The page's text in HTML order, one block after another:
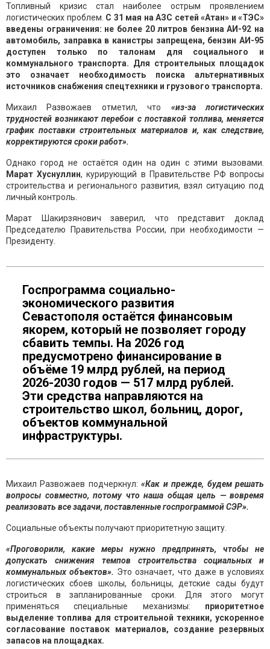
Топливный кризис стал наиболее острым проявлением
логистических проблем. С 31 мая на АЗС сетей «Атан» и «ТЭС»
введены ограничения: не более 20 литров бензина АИ-92 на
автомобиль, заправка в канистры запрещена, бензин АИ-95
доступен только по талонам для социального и
коммунального транспорта. Для строительных площадок
это означает необходимость поиска альтернативных
источников снабжения спецтехники и грузового транспорта.
Михаил Развожаев отметил, что «из-за логистических
трудностей возникают перебои с поставкой топлива, меняется
график поставки строительных материалов и, как следствие,
корректируются сроки работ».
Однако город не остаётся один на один с этими вызовами.
Марат Хуснуллин, курирующий в Правительстве РФ вопросы
строительства и регионального развития, взял ситуацию под
личный контроль.
Марат Шакирзянович заверил, что представит доклад
Председателю Правительства России, при необходимости —
Президенту.
Госпрограмма социально-
экономического развития
Севастополя остаётся финансовым
якорем, который не позволяет городу
сбавить темпы. На 2026 год
предусмотрено финансирование в
объёме 19 млрд рублей, на период
2026-2030 годов — 517 млрд рублей.
Эти средства направляются на
строительство школ, больниц, дорог,
объектов коммунальной
инфраструктуры.
Михаил Развожаев подчеркнул:«Как и прежде, будем решать
вопросы совместно, потому что наша общая цель — вовремя
реализовать все задачи, поставленные госпрограммой СЭР».
Социальные объекты получают приоритетную защиту.
«Проговорили, какие меры нужно предпринять, чтобы не
допускать снижения темпов строительства социальных и
коммунальных объектов». Это означает, что даже в условиях
логистических сбоев школы, больницы, детские сады будут
строиться в запланированные сроки. Для этого могут
применяться специальные механизмы: приоритетное
выделение топлива для строительной техники, ускоренное
согласование поставок материалов, создание резервных
запасов на площадках.